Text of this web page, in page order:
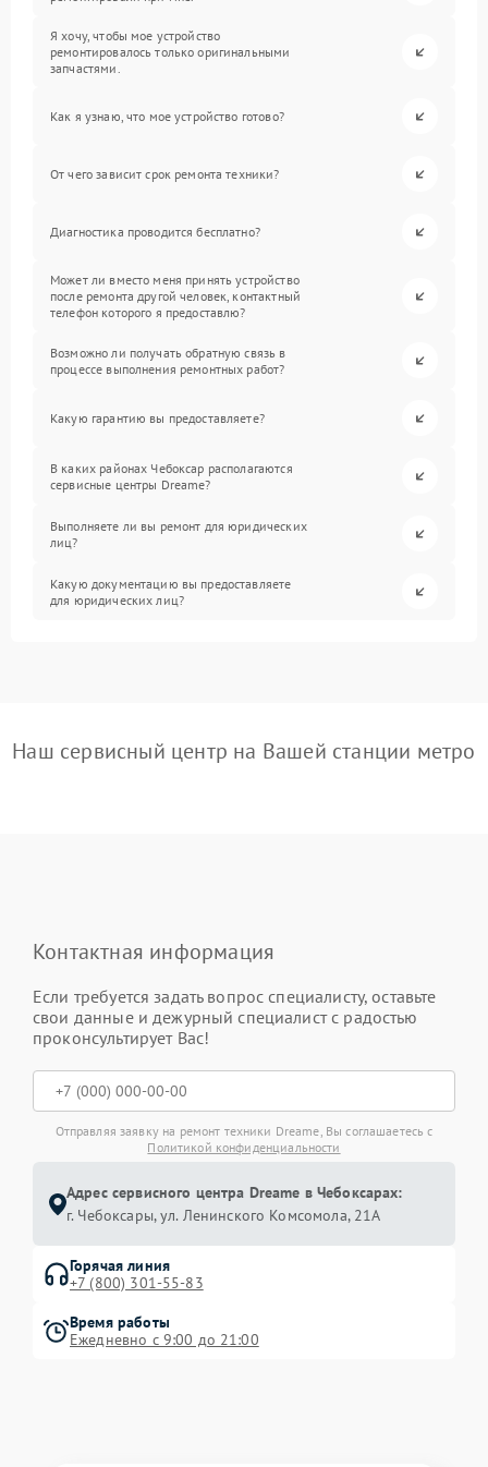
Я хочу, чтобы мое устройство
ремонтировалось только оригинальными
запчастями.
Как я узнаю, что мое устройство готово?
От чего зависит срок ремонта техники?
Диагностика проводится бесплатно?
Может ли вместо меня принять устройство
после ремонта другой человек, контактный
телефон которого я предоставлю?
Возможно ли получать обратную связь в
процессе выполнения ремонтных работ?
Какую гарантию вы предоставляете?
В каких районах Чебоксар располагаются
сервисные центры Dreame?
Выполняете ли вы ремонт для юридических
лиц?
Какую документацию вы предоставляете
для юридических лиц?
Наш сервисный центр на Вашей станции метро
Контактная информация
Если требуется задать вопрос специалисту, оставьте
свои данные и дежурный специалист с радостью
проконсультирует Вас!
Отправляя заявку на ремонт техники Dreame, Вы соглашаетесь с
Политикой конфиденциальности
Адрес сервисного центра Dreame в Чебоксарах:
г. Чебоксары, ул. Ленинского Комсомола, 21А
Горячая линия
+7 (800) 301-55-83
Время работы
Ежедневно с 9:00 до 21:00